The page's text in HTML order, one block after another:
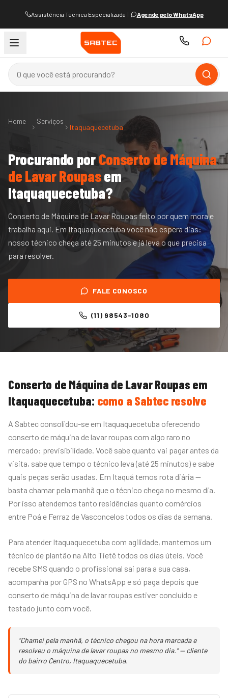
Assistência Técnica Especializada | Agende pelo WhatsApp
Home Serviços
Itaquaquecetuba
Procurando porConserto de Máquina
de Lavar Roupasem
Itaquaquecetuba?
Conserto de Máquina de Lavar Roupas feito por quem mora e
trabalha aqui. Em Itaquaquecetuba você não espera dias:
nosso técnico chega até 25 minutos e já leva o que precisa
para resolver.
FALE CONOSCO
(11) 98543-1080
Conserto de Máquina de Lavar Roupas em
Itaquaquecetuba: como a Sabtec resolve
A Sabtec consolidou-se em Itaquaquecetuba oferecendo
conserto de máquina de lavar roupas com algo raro no
mercado: previsibilidade. Você sabe quanto vai pagar antes da
visita, sabe que tempo o técnico leva (até 25 minutos) e sabe
quais peças serão usadas. Em Itaquá temos rota diária —
basta chamar pela manhã que o técnico chega no mesmo dia.
Por isso atendemos tanto residências quanto comércios
entre Poá e Ferraz de Vasconcelos todos os dias da semana.
Para atender Itaquaquecetuba com agilidade, mantemos um
técnico de plantão na Alto Tietê todos os dias úteis. Você
recebe SMS quando o profissional sai para a sua casa,
acompanha por GPS no WhatsApp e só paga depois que
conserto de máquina de lavar roupas estiver concluído e
testado junto com você.
“Chamei pela manhã, o técnico chegou na hora marcada e
resolveu o máquina de lavar roupas no mesmo dia.” — cliente
do bairro Centro, Itaquaquecetuba.